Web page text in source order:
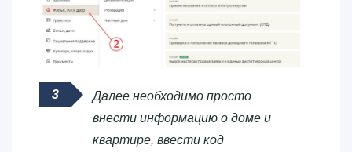
Далее необходимо просто
внести информацию о доме и
квартире, ввести код